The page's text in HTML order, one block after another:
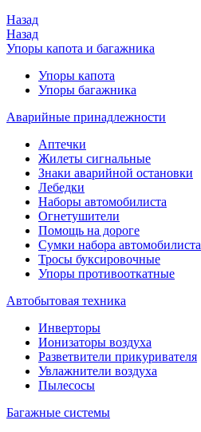
Назад
Назад
Упоры капота и багажника
Упоры капота
Упоры багажника
Аварийные принадлежности
Аптечки
Жилеты сигнальные
Знаки аварийной остановки
Лебедки
Наборы автомобилиста
Огнетушители
Помощь на дороге
Сумки набора автомобилиста
Тросы буксировочные
Упоры противооткатные
Автобытовая техника
Инверторы
Ионизаторы воздуха
Разветвители прикуривателя
Увлажнители воздуха
Пылесосы
Багажные системы